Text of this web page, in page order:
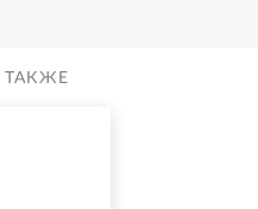
ТАКЖЕ